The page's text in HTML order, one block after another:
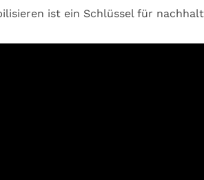
ist ein Schlüssel für